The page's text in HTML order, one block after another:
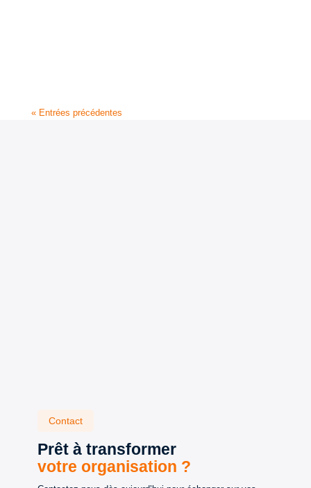
« Entrées précédentes
Contact
Prêt à transformer
votre organisation ?